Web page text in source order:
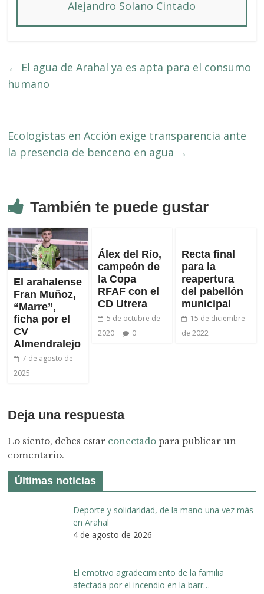
Alejandro Solano Cintado
← El agua de Arahal ya es apta para el consumo
humano
Ecologistas en Acción exige transparencia ante
la presencia de benceno en agua →
También te puede gustar
El arahalense
Fran Muñoz,
“Marre”,
ficha por el
CV
Almendralejo
7 de agosto de
2025
Álex del Río,
campeón de
la Copa
RFAF con el
CD Utrera
5 de octubre de
2020
0
Recta final
para la
reapertura
del pabellón
municipal
15 de diciembre
de 2022
Deja una respuesta
Lo siento, debes estar conectado para publicar un
comentario.
Últimas noticias
Deporte y solidaridad, de la mano una vez más
en Arahal
4 de agosto de 2026
El emotivo agradecimiento de la familia
afectada por el incendio en la barr…